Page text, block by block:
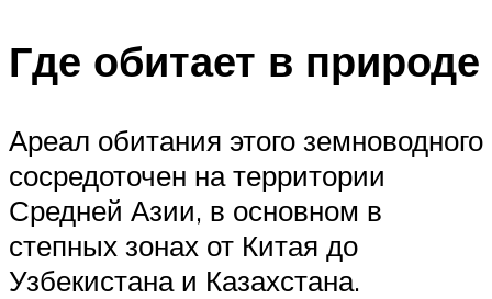
Где обитает в природе
Ареал обитания этого земноводного
сосредоточен на территории
Средней Азии, в основном в
степных зонах от Китая до
Узбекистана и Казахстана.